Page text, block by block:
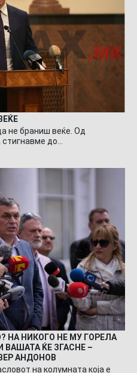
не браниш веќе. Од
до…
НА НИКОГО НЕ МУ ГОРЕЛА
ВАШАТА ЌЕ ЗГАСНЕ –
АНДОНОВ
на колумната која е